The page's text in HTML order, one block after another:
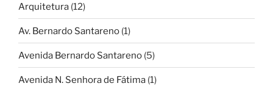
Arquitetura (12)
Av. Bernardo Santareno (1)
Avenida Bernardo Santareno (5)
Avenida N. Senhora de Fátima (1)